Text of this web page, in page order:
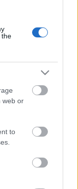
the
web or
to
Diess
vezetéséről,
raknia a
a
már rég
aki a